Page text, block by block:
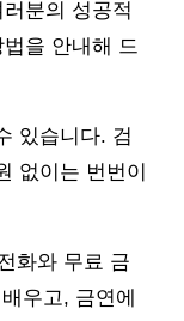
분의 성공적
을 안내해 드
있습니다. 검
없이는 번번이
화와 무료 금
우고, 금연에